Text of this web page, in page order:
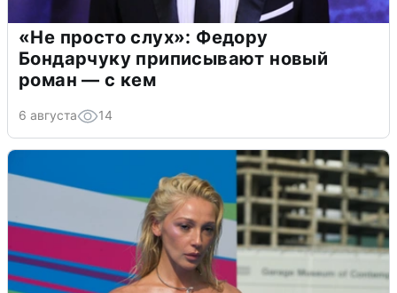
«Не просто слух»: Федору
Бондарчуку приписывают новый
роман — с кем
6 августа 14